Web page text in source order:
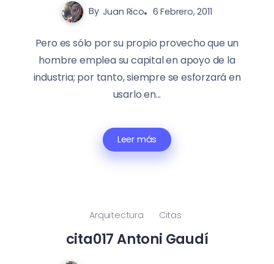
By Juan Rico 6 Febrero, 2011
Pero es sólo por su propio provecho que un
hombre emplea su capital en apoyo de la
industria; por tanto, siempre se esforzará en
usarlo en...
Leer más
Arquitectura Citas
cita017 Antoni Gaudí